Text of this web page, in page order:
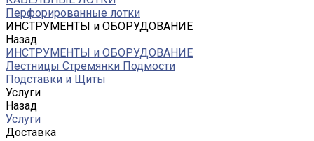
Перфорированные лотки
ИНСТРУМЕНТЫ и ОБОРУДОВАНИЕ
Назад
ИНСТРУМЕНТЫ и ОБОРУДОВАНИЕ
Лестницы Стремянки Подмости
Подставки и Щиты
Услуги
Назад
Услуги
Доставка